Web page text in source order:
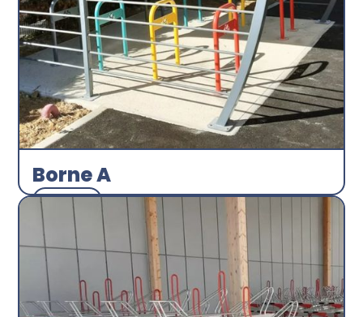
Borne A
Arceau
Abri plus
Découvrir